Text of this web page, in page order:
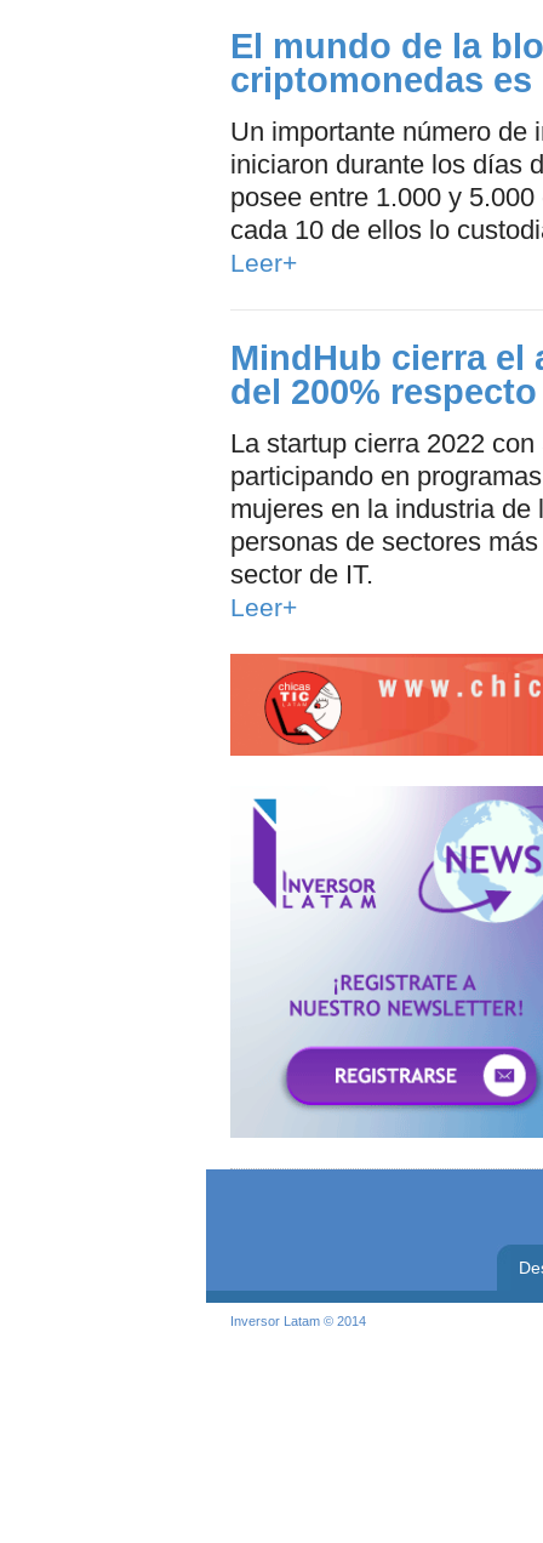
El mundo de la
criptomonedas es
Un importante número de
iniciaron durante los días
posee entre 1.000 y
cada 10 de ellos lo
Leer+
MindHub cierra
del 200% respecto
La startup cierra 2022
participando en
mujeres en la industria
personas de sectores
sector de IT.
Leer+
Inversor Latam © 2014